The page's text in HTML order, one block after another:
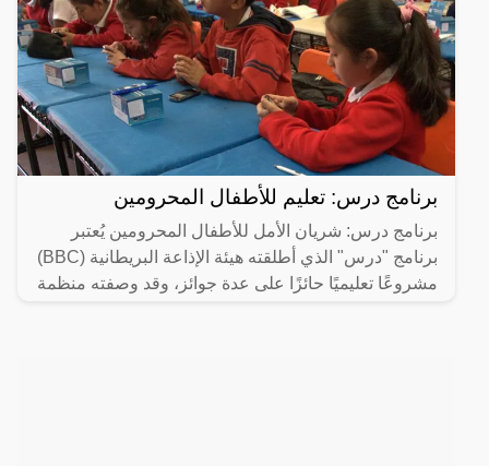
برنامج درس: تعليم للأطفال المحرومين
برنامج درس: شريان الأمل للأطفال المحرومين يُعتبر
برنامج "درس" الذي أطلقته هيئة الإذاعة البريطانية (BBC)
مشروعًا تعليميًا حائزًا على عدة جوائز، وقد وصفته منظمة